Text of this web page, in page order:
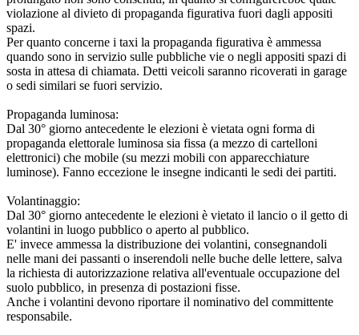
violazione al divieto di propaganda figurativa fuori dagli appositi
spazi.
Per quanto concerne i taxi la propaganda figurativa è ammessa
quando sono in servizio sulle pubbliche vie o negli appositi spazi di
sosta in attesa di chiamata. Detti veicoli saranno ricoverati in garage
o sedi similari se fuori servizio.
Propaganda luminosa:
Dal 30° giorno antecedente le elezioni è vietata ogni forma di
propaganda elettorale luminosa sia fissa (a mezzo di cartelloni
elettronici) che mobile (su mezzi mobili con apparecchiature
luminose). Fanno eccezione le insegne indicanti le sedi dei partiti.
Volantinaggio:
Dal 30° giorno antecedente le elezioni è vietato il lancio o il getto di
volantini in luogo pubblico o aperto al pubblico.
E' invece ammessa la distribuzione dei volantini, consegnandoli
nelle mani dei passanti o inserendoli nelle buche delle lettere, salva
la richiesta di autorizzazione relativa all'eventuale occupazione del
suolo pubblico, in presenza di postazioni fisse.
Anche i volantini devono riportare il nominativo del committente
responsabile.